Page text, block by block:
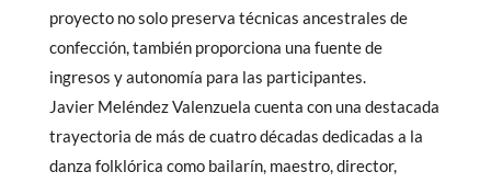
proyecto no solo preserva técnicas ancestrales de
confección, también proporciona una fuente de
ingresos y autonomía para las participantes.
Javier Meléndez Valenzuela cuenta con una destacada
trayectoria de más de cuatro décadas dedicadas a la
danza folklórica como bailarín, maestro, director,